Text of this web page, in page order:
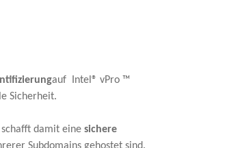
auf Intel® vPro ™
Sicherheit.
schafft damit eine sichere